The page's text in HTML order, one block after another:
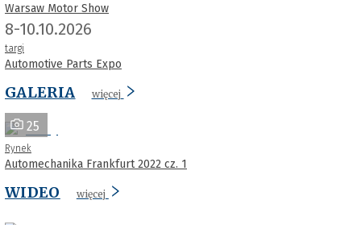
Warsaw Motor Show
8-10.10.2026
targi
Automotive Parts Expo
GALERIA więcej
25
Rynek
Automechanika Frankfurt 2022 cz. 1
WIDEO więcej